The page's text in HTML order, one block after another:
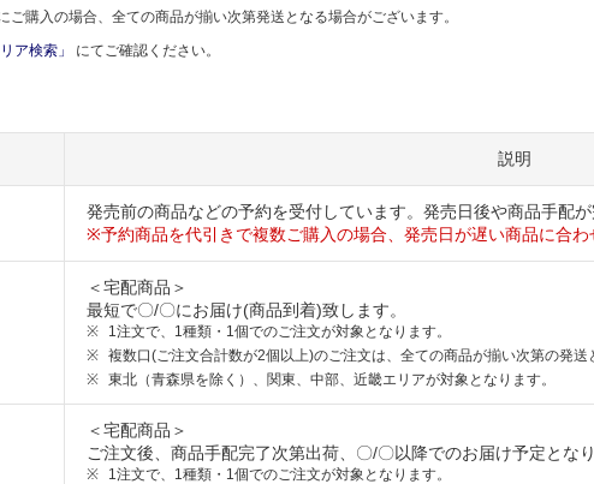
ご購入の場合、全ての商品が揃い次第発送となる場合がございます。
ア検索」 にてご確認ください。
説明
発売前の商品などの予約を受付しています。発売日後や商品手配が
※予約商品を代引きで複数ご購入の場合、発売日が遅い商品に合わ
＜宅配商品＞
最短で〇/〇にお届け(商品到着)致します。
1注文で、1種類・1個でのご注文が対象となります。
複数口(ご注文合計数が2個以上)のご注文は、全ての商品が揃い次第の発送
東北（青森県を除く）、関東、中部、近畿エリアが対象となります。
＜宅配商品＞
ご注文後、商品手配完了次第出荷、〇/〇以降でのお届け予定となり
1注文で、1種類・1個でのご注文が対象となります。